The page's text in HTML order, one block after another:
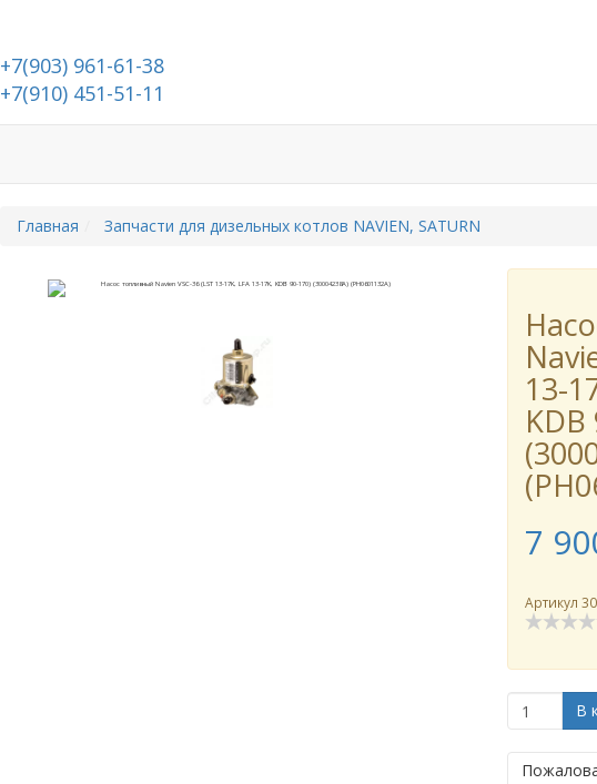
+7(903) 961-61-38
+7(910) 451-51-11
Главная Запчасти для дизельных котлов NAVIEN, SATURN
13-
KDB
7
Артикул
В